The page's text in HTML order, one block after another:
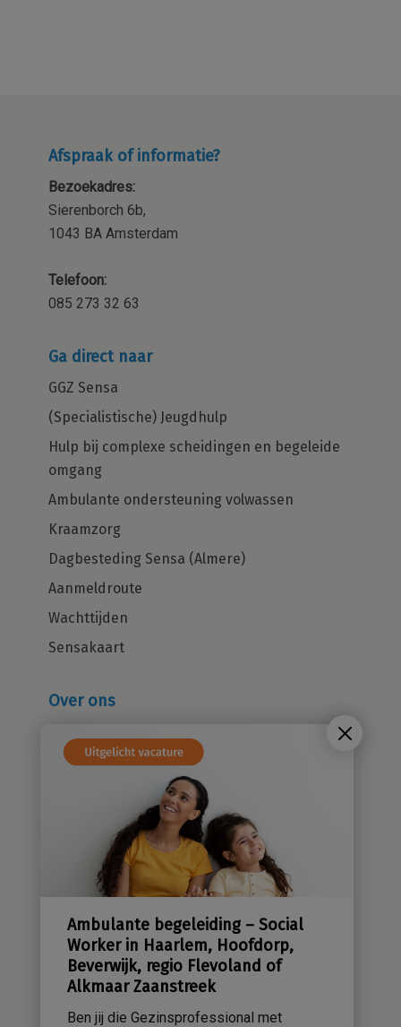
Ambulante begeleiding – Social
Worker in Haarlem, Hoofdorp,
Beverwijk, regio Flevoland of
Alkmaar Zaanstreek
Ben jij die Gezinsprofessional met
Afspraak of informatie?
Bezoekadres:
Sierenborch 6b,
1043 BA Amsterdam
Telefoon:
085 273 32 63
Ga direct naar
GGZ Sensa
(Specialistische) Jeugdhulp
Hulp bij complexe scheidingen en begeleide
omgang
Ambulante ondersteuning volwassen
Kraamzorg
Dagbesteding Sensa (Almere)
Aanmeldroute
Wachttijden
Sensakaart
Over ons
Cliëntenraad
Sensatieve methodiek
Groene zorg
Stichting Sensa
Contact